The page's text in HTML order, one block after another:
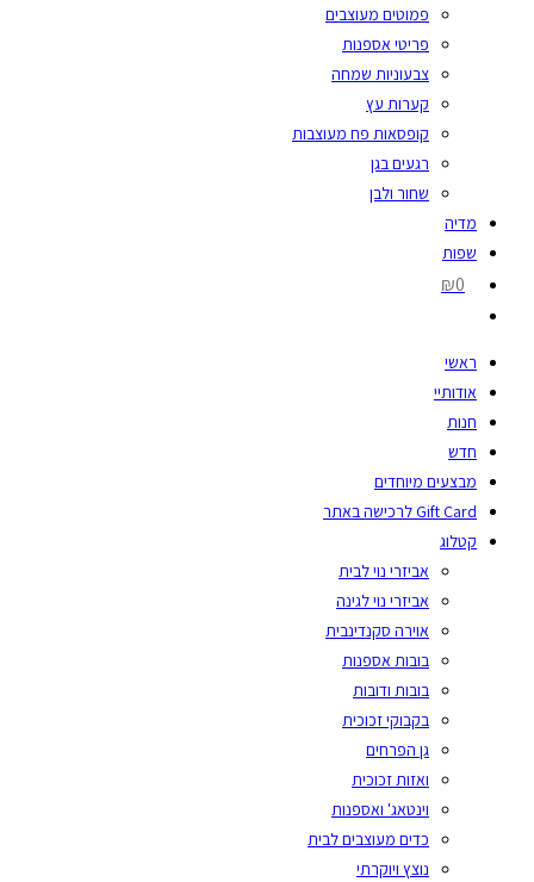
פמוטים מעוצבים
פריטי אספנות
צבעוניות שמחה
קערות עץ
קופסאות פח מעוצבות
רגעים בגן
שחור ולבן
מדיה
שפות
₪0
ראשי
אודותיי
חנות
חדש
מבצעים מיוחדים
Gift Card לרכישה באתר
קטלוג
אביזרי נוי לבית
אביזרי נוי לגינה
אוירה סקנדינבית
בובות אספנות
בובות ודובות
בקבוקי זכוכית
גן הפרחים
ואזות זכוכית
וינטאג' ואספנות
כדים מעוצבים לבית
נוצץ ויוקרתי